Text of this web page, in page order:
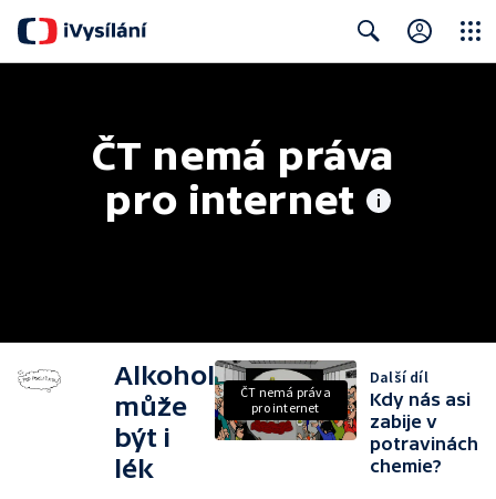
ČT nemá práva
pro internet
Alkohol
může
být i
lék
ČT nemá práva
pro internet
Další díl
Kdy nás asi
zabije v
potravinách
chemie?